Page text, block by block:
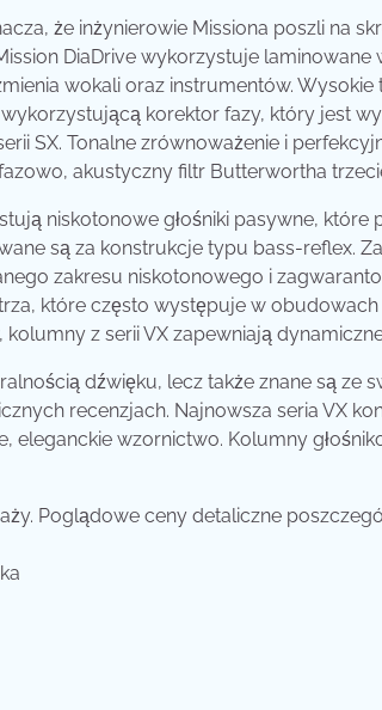
że inżynierowie Missiona poszli na
DiaDrive wykorzystuje laminowane
wokali oraz instrumentów.
korektor fazy, który jest
SX. Tonalne zrównoważenie i
akustyczny filtr Butterwortha
niskotonowe głośniki pasywne, które
są za konstrukcje typu bass-reflex.
zakresu niskotonowego i
które często występuje w
z serii VX zapewniają
dźwięku, lecz także znane są ze
recenzjach. Najnowsza seria VX
eleganckie wzornictwo. Kolumny
Poglądowe ceny detaliczne